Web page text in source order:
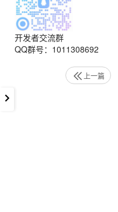
开发者交流群
QQ群号：1011308692
上一篇